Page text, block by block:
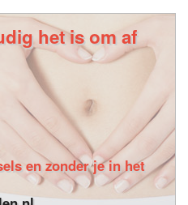
het is om af
en zonder je in het